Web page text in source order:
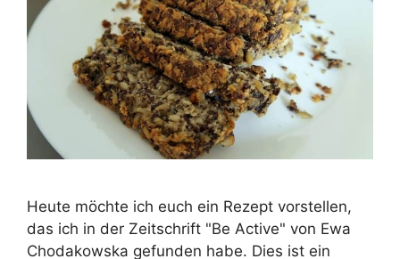
Heute möchte ich euch ein Rezept vorstellen,
das ich in der Zeitschrift "Be Active" von Ewa
Chodakowska gefunden habe. Dies ist ein